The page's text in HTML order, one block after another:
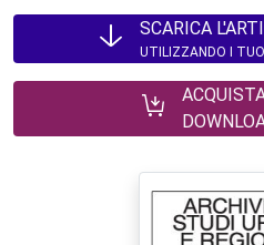
SCARICA
UTILIZZANDO I